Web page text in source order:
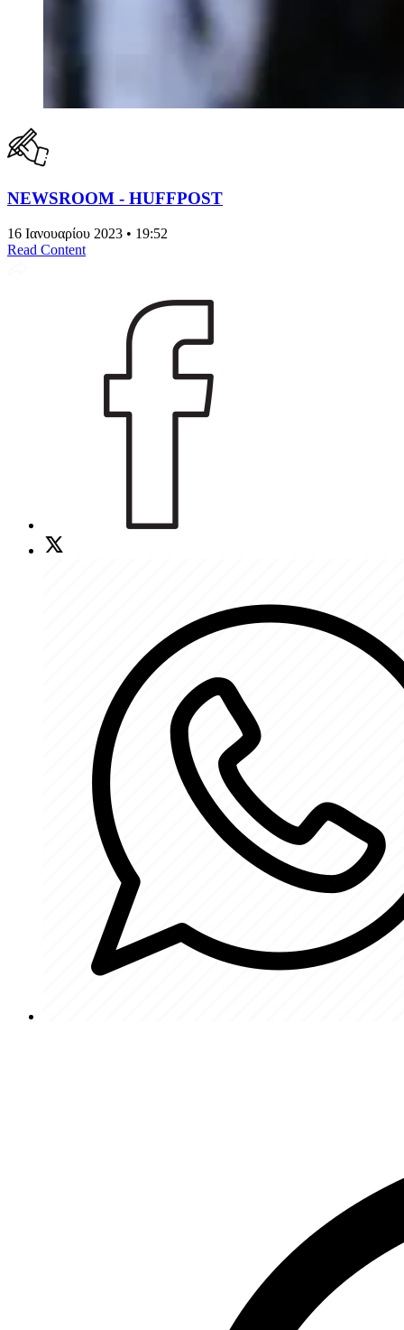
NEWSROOM - HUFFPOST
16 Ιανουαρίου 2023 • 19:52
Read Content